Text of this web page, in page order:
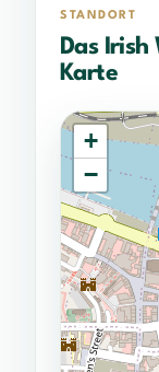
STANDORT
Das
Karte
+
−